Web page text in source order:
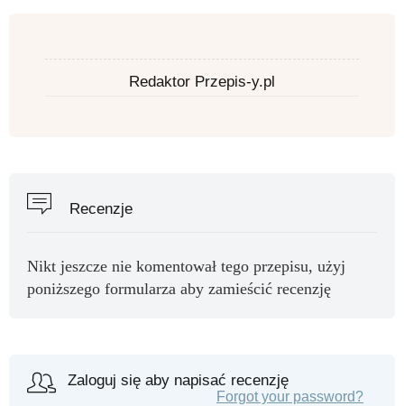
Redaktor Przepis-y.pl
Recenzje
Nikt jeszcze nie komentował tego przepisu, użyj
poniższego formularza aby zamieścić recenzję
Zaloguj się aby napisać recenzję
Forgot your password?